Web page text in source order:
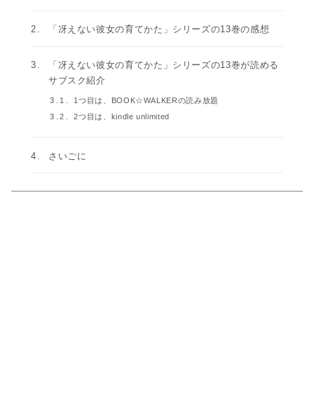
「冴えない彼女の育てかた」シリーズの13巻の感想
「冴えない彼女の育てかた」シリーズの13巻が読める
サブスク紹介
1つ目は、BOOK☆WALKERの読み放題
2つ目は、kindle unlimited
さいごに